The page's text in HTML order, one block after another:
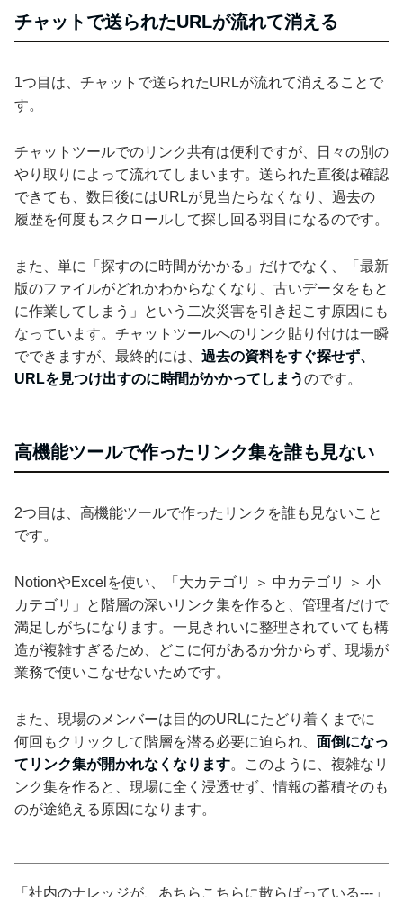
チャットで送られたURLが流れて消える
1つ目は、チャットで送られたURLが流れて消えることで
す。
チャットツールでのリンク共有は便利ですが、日々の別の
やり取りによって流れてしまいます。送られた直後は確認
できても、数日後にはURLが見当たらなくなり、過去の
履歴を何度もスクロールして探し回る羽目になるのです。
また、単に「探すのに時間がかかる」だけでなく、「最新
版のファイルがどれかわからなくなり、古いデータをもと
に作業してしまう」という二次災害を引き起こす原因にも
なっています。チャットツールへのリンク貼り付けは一瞬
でできますが、最終的には、 過去の資料をすぐ探せず、
URLを見つけ出すのに時間がかかってしまうのです。
高機能ツールで作ったリンク集を誰も見ない
2つ目は、高機能ツールで作ったリンクを誰も見ないこと
です。
NotionやExcelを使い、「大カテゴリ ＞ 中カテゴリ ＞ 小
カテゴリ」と階層の深いリンク集を作ると、管理者だけで
満足しがちになります。一見きれいに整理されていても構
造が複雑すぎるため、どこに何があるか分からず、現場が
業務で使いこなせないためです。
また、現場のメンバーは目的のURLにたどり着くまでに
何回もクリックして階層を潜る必要に迫られ、 面倒になっ
てリンク集が開かれなくなります。このように、複雑なリ
ンク集を作ると、現場に全く浸透せず、情報の蓄積そのも
のが途絶える原因になります。
「社内のナレッジが、あちらこちらに散らばっている---」